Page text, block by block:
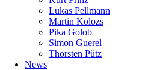
Lukas Pellmann
Martin Kolozs
Pika Golob
Simon Guerel
Thorsten Pütz
News